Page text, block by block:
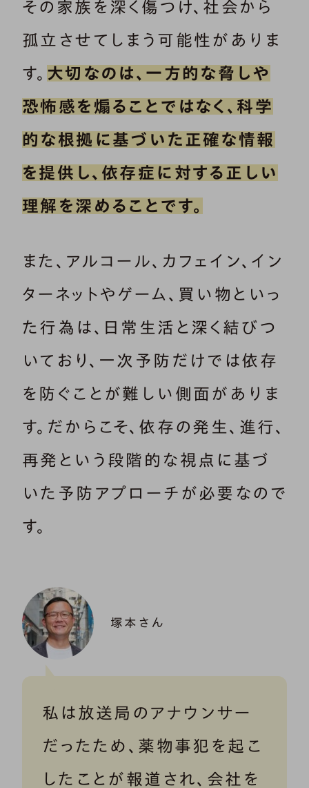
その家族を深く傷つけ、社会から
孤立させてしまう可能性がありま
す。 大切なのは、一方的な脅しや
恐怖感を煽ることではなく、科学
的な根拠に基づいた正確な情報
を提供し、依存症に対する正しい
理解を深めることです。
また、アルコール、カフェイン、イン
ターネットやゲーム、買い物といっ
た行為は、日常生活と深く結びつ
いており、一次予防だけでは依存
を防ぐことが難しい側面がありま
す。だからこそ、依存の発生、進行、
再発という段階的な視点に基づ
いた予防アプローチが必要なので
す。
塚本さん
私は放送局のアナウンサー
だったため、薬物事犯を起こ
したことが報道され、会社を